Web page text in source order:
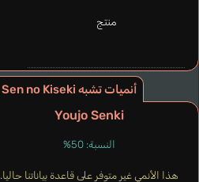
منتج
أنميات تشبه Eiyuu Densetsu: Sen no Kiseki
Youjo Senki
النسبة: 50%
هذا الأنمي غير متوفر على قاعدة بياناتنا حاليا.